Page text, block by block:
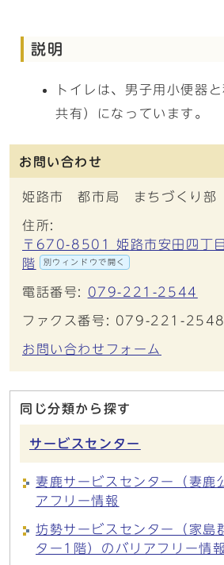
説明
トイレは、男子用小便器
共有）になっています。
お問い合わせ
姫路市 都市局 まちづくり部
住所:
〒670-8501 姫路市安田四丁
階
別ウィンドウで開く
電話番号: 079-221-2544
ファクス番号: 079-221-2548
お問い合わせフォーム
同じ分類から探す
サービスセンター
妻鹿サービスセンター（妻鹿
アフリー情報
坊勢サービスセンター（家島
ター1階）のバリアフリー情報